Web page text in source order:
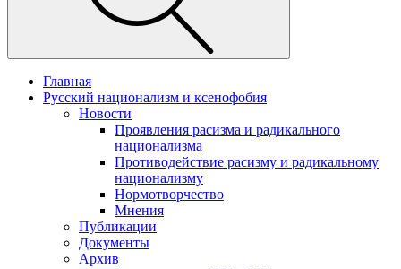
Главная
Русский национализм и ксенофобия
Новости
Проявления расизма и радикального
национализма
Противодействие расизму и радикальному
национализму
Нормотворчество
Мнения
Публикации
Документы
Архив